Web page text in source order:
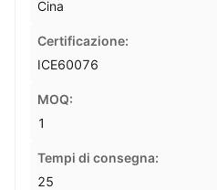
Cina
Certificazione:
ICE60076
MOQ:
1
Tempi di consegna:
25